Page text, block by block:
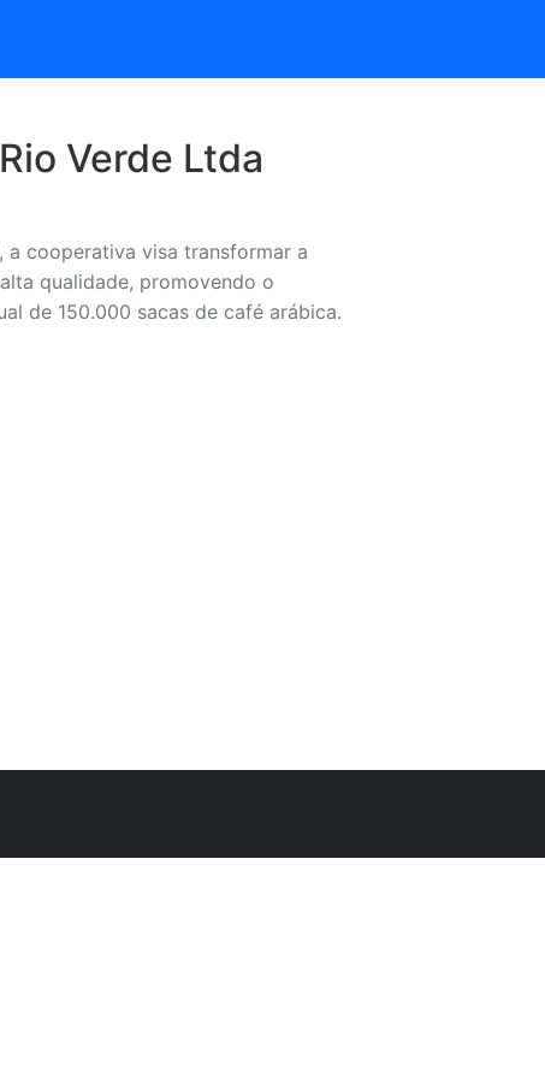
Verde Ltda
a cooperativa visa transformar a
qualidade, promovendo o
de 150.000 sacas de café arábica.